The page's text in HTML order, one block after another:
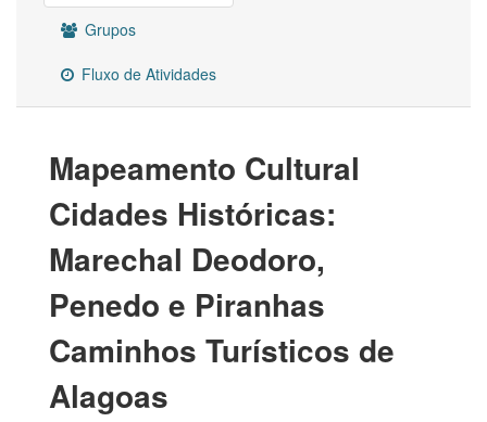
Grupos
Fluxo de Atividades
Mapeamento Cultural
Cidades Históricas:
Marechal Deodoro,
Penedo e Piranhas
Caminhos Turísticos de
Alagoas